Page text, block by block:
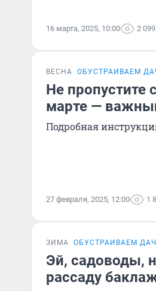
16 марта, 2025, 10:00 2 099
ВЕСНА ОБУСТРАИВАЕМ
Не пропустите
марте —
Подробная
27 февраля, 2025, 12:00 1
ЗИМА ОБУСТРАИВАЕМ
Эй, садоводы,
рассаду